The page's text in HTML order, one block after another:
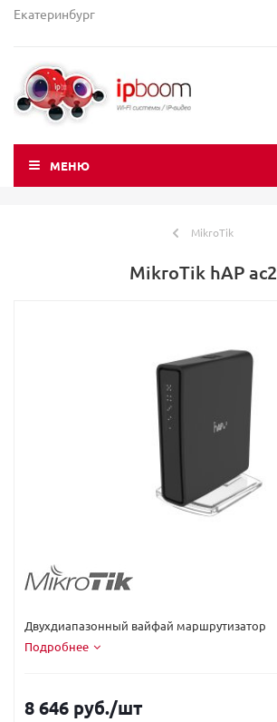
Екатеринбург
МЕНЮ
MikroTik
MikroTik hAP ac2
Двухдиапазонный вайфай маршрутизатор
Подробнее
8 646 руб./шт